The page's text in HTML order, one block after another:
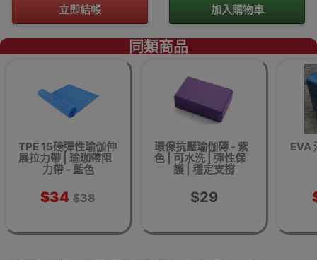
立即結帳 加入購物車
同類商品
TPE 15磅彈性瑜伽伸
展拉力帶 | 瑜珈帶阻
力帶 - 藍色
$34 $38
環保抗壓瑜伽磚 - 紫
色 | 可水洗 | 彈性保
護 | 穩定支撐
$29
EVA